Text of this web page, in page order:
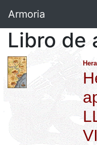
Armoria
Libro de